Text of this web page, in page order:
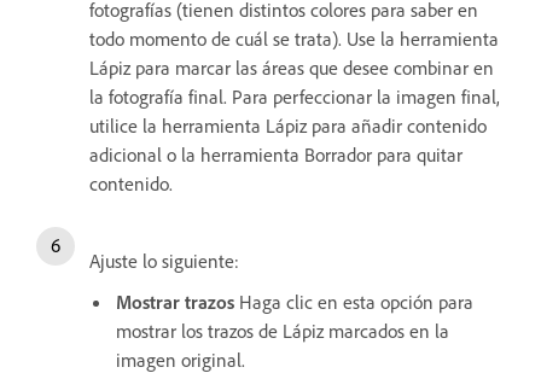
fotografías (tienen distintos colores para saber en
todo momento de cuál se trata). Use la herramienta
Lápiz para marcar las áreas que desee combinar en
la fotografía final. Para perfeccionar la imagen final,
utilice la herramienta Lápiz para añadir contenido
adicional o la herramienta Borrador para quitar
contenido.
Ajuste lo siguiente:
Mostrar trazos Haga clic en esta opción para
mostrar los trazos de Lápiz marcados en la
imagen original.